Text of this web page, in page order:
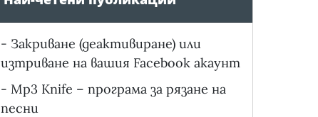
- Закриване (деактивиране) или
изтриване на вашия Facebook акаунт
- Mp3 Knife – програма за рязане на
песни